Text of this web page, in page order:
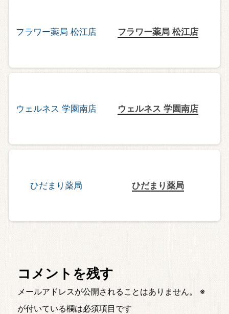
フラワー薬局 松江店
ウェルネス 学園南店
ひだまり薬局
コメントを残す
メールアドレスが公開されることはありません。
※
が付いている欄は必須項目です